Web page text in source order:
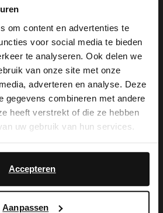
om content en advertenties te
voor social media te bieden
te analyseren. Ook delen we
van onze site met onze
adverteren en analyse. Deze
gegevens combineren met andere
heeft verstrekt of die ze hebben
uw gebruik van hun services.
Accepteren
Aanpassen
Manfield
129.99
×
in English?
isn't Dutch. Would
to English?